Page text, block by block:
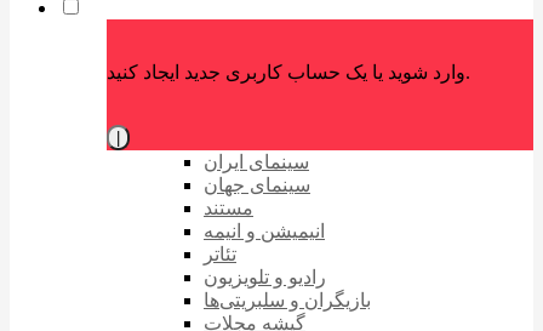
وارد شوید یا یک حساب کاربری جدید ایجاد کنید.
سینمای ایران
سینمای جهان
مستند
انیمیشن و انیمه
تئاتر
رادیو و تلویزیون
بازیگران و سلبریتی‌ها
گیشه مجلات